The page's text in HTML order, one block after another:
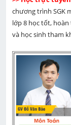
chương trình SGK
lớp 8 học tốt,
và học sinh tham